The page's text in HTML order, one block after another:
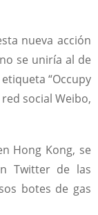
nueva acción
se uniría al de
“Occupy
social Weibo,
Hong Kong, se
Twitter de las
botes de gas